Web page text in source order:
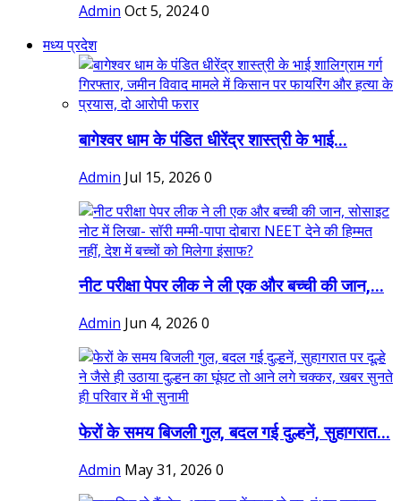
Admin Oct 5, 20240
मध्य प्रदेश
बागेश्वर धाम के पंडित धीरेंद्र शास्त्री के भाई...
Admin Jul 15, 2026 0
नीट परीक्षा पेपर लीक ने ली एक और बच्ची की जान,...
Admin Jun 4, 2026 0
फेरों के समय बिजली गुल, बदल गई दुल्हनें, सुहागरात...
Admin May 31, 2026 0